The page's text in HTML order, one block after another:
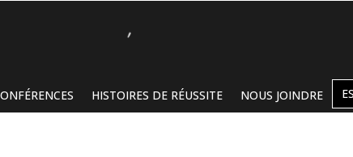
HISTOIRES DE RÉUSSITE NOUS JOINDRE